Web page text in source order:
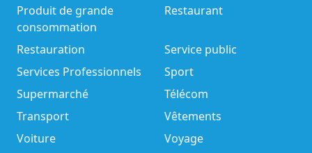
Produit de grande
consommation
Restaurant
Restauration
Service public
Services Professionnels
Sport
Supermarché
Télécom
Transport
Vêtements
Voiture
Voyage